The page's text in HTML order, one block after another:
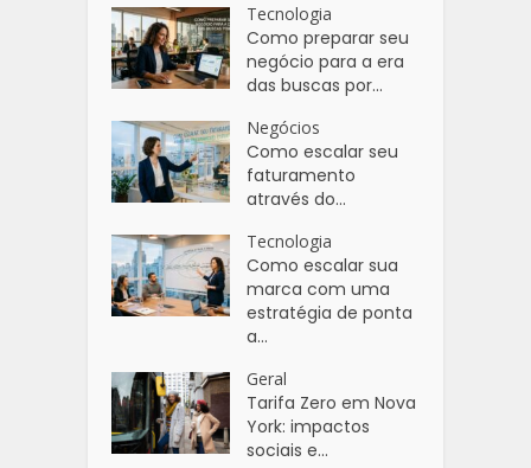
Tecnologia
Como preparar seu
negócio para a era
das buscas por...
Negócios
Como escalar seu
faturamento
através do...
Tecnologia
Como escalar sua
marca com uma
estratégia de ponta
a...
Geral
Tarifa Zero em Nova
York: impactos
sociais e...